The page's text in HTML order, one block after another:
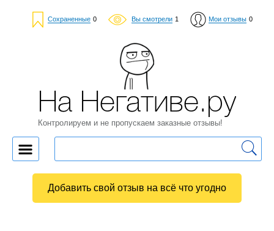
Сохраненные 0 Вы смотрели 1 Мои отзывы 0
На Негативе.ру
Контролируем и не пропускаем заказные отзывы!
Добавить свой отзыв на всё что угодно